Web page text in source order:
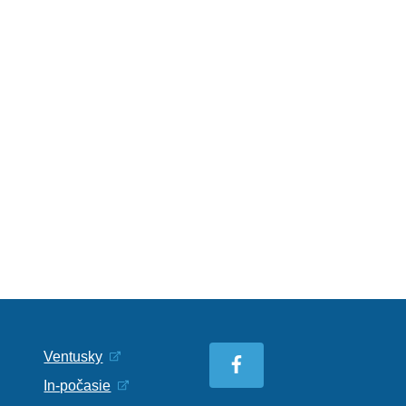
Ventusky
In-počasie